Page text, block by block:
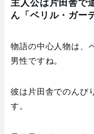
主人公は片田舎で
ん「ベリル・ガー
物語の中心人物は、
男性ですね。
彼は片田舎でのんび
す。